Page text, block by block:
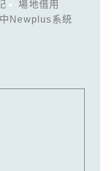
場地借用
Newplus系統